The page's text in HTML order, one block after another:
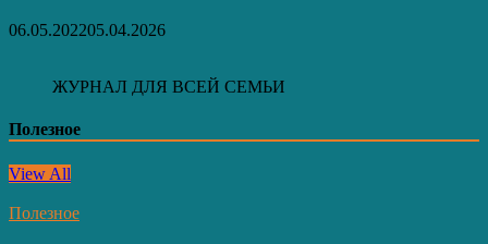
06.05.202205.04.2026
ЖУРНАЛ ДЛЯ ВСЕЙ СЕМЬИ
Полезное
View All
Полезное